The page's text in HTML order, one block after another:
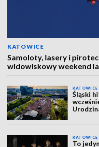
KATOWICE
Samoloty, lasery i
widowiskowy weekend
KATOWICE
Śląski
KATOWICE
To